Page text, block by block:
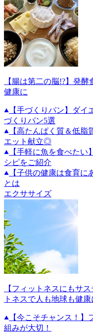
【腸は第二の脳!?】発
健康に
【手づくりパン】ダ
づくりパン5選
【高たんぱく質＆低
エット献立◎
【手軽に魚を食べた
シピをご紹介
【子供の健康は食育
とは
エクササイズ
【フィットネスにもサ
トネスで人も地球も健康
【今こそチャンス！】
組みが大切！